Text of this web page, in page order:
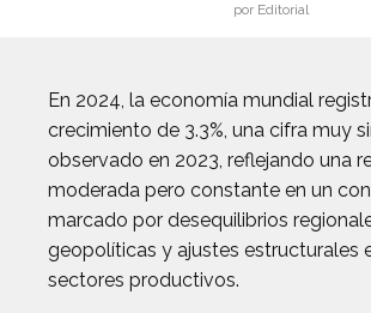
por Editorial
En 2024, la economía mundial
crecimiento de 3.3%, una cifra muy
observado en 2023, reflejando una
moderada pero constante en un
marcado por desequilibrios
geopolíticas y ajustes estructurales
sectores productivos.